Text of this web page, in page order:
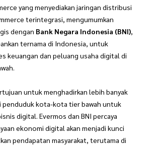
yang menyediakan jaringan distribusi
terintegrasi, mengumumkan
dengan Bank Negara Indonesia (BNI),
ternama di Indonesia, untuk
keuangan dan peluang usaha digital di
untuk menghadirkan lebih banyak
penduduk kota-kota tier bawah untuk
digital. Evermos dan BNI percaya
ekonomi digital akan menjadi kunci
pendapatan masyarakat, terutama di